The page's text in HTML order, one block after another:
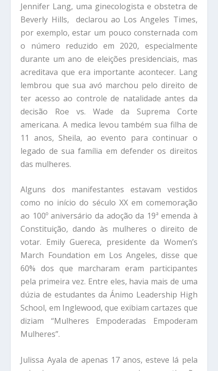
Jennifer Lang, uma ginecologista e obstetra de
Beverly Hills, declarou ao Los Angeles Times,
por exemplo, estar um pouco consternada com
o número reduzido em 2020, especialmente
durante um ano de eleições presidenciais, mas
acreditava que era importante acontecer. Lang
lembrou que sua avó marchou pelo direito de
ter acesso ao controle de natalidade antes da
decisão Roe vs. Wade da Suprema Corte
americana. A medica levou também sua filha de
11 anos, Sheila, ao evento para continuar o
legado de sua família em defender os direitos
das mulheres.
Alguns dos manifestantes estavam vestidos
como no início do século XX em comemoração
ao 100º aniversário da adoção da 19ª emenda à
Constituição, dando às mulheres o direito de
votar. Emily Guereca, presidente da Women’s
March Foundation em Los Angeles, disse que
60% dos que marcharam eram participantes
pela primeira vez. Entre eles, havia mais de uma
dúzia de estudantes da Ánimo Leadership High
School, em Inglewood, que exibiam cartazes que
diziam “Mulheres Empoderadas Empoderam
Mulheres”.
Julissa Ayala de apenas 17 anos, esteve lá pela